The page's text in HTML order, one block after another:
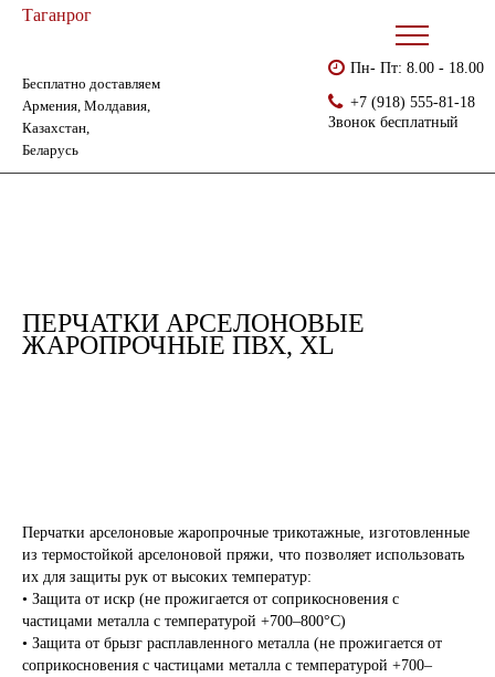
Таганрог
Бесплатно доставляем
Армения, Молдавия,
Казахстан,
Беларусь
Пн- Пт: 8.00 - 18.00
+7 (918) 555-81-18
Звонок бесплатный
Каталог
Перчатки арселоновые жаропрочные ПВХ, XL
ПЕРЧАТКИ АРСЕЛОНОВЫЕ
ЖАРОПРОЧНЫЕ ПВХ, XL
Перчатки арселоновые жаропрочные трикотажные, изготовленные
из термостойкой арселоновой пряжи, что позволяет использовать
их для защиты рук от высоких температур:
• Защита от искр (не прожигается от соприкосновения с
частицами металла с температурой +700–800°С)
• Защита от брызг расплавленного металла (не прожигается от
соприкосновения с частицами металла с температурой +700–